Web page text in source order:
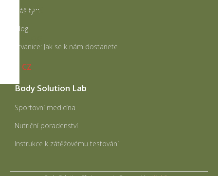
Náš tým
Blog
Štvanice: Jak se k nám dostanete
Body Solution Lab
Sportovní medicína
Nutriční poradenství
Instrukce k zátěžovému testování
CENÍK
CZ